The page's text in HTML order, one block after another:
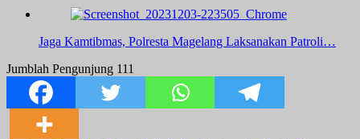
Jaga Kamtibmas, Polresta Magelang Laksanakan Patroli…
Jumblah Pengunjung 111